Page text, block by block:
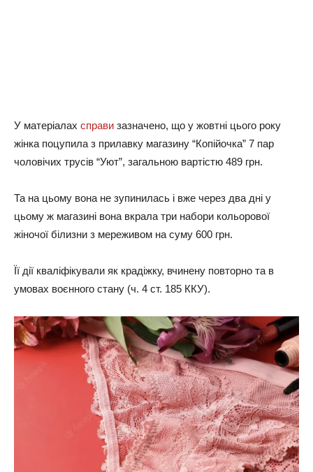
У матеріалах справи зазначено, що у жовтні цього року
жінка поцупила з прилавку магазину “Копійочка” 7 пар
чоловічих трусів “Уют”, загальною вартістю 489 грн.
Та на цьому вона не зупинилась і вже через два дні у
цьому ж магазині вона вкрала три набори кольорової
жіночої білизни з мереживом на суму 600 грн.
Її дії кваліфікували як крадіжку, вчинену повторно та в
умовах воєнного стану (ч. 4 ст. 185 ККУ).